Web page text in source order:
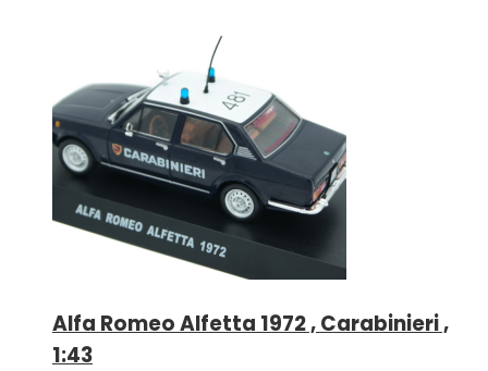
Alfa Romeo Alfetta 1972 , Carabinieri ,
1:43